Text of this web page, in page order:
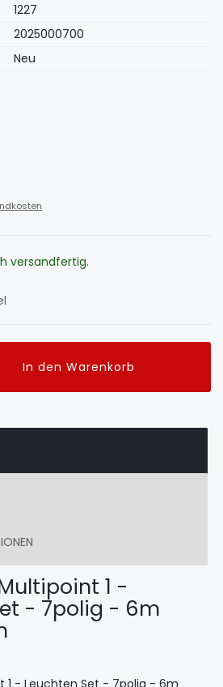
1227
2025000700
Neu
versandfertig.
In den Warenkorb
1 -
- 7polig - 6m